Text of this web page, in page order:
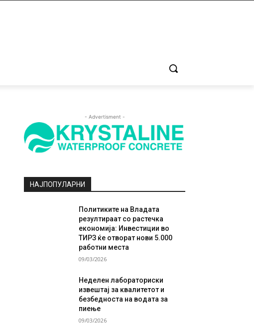
- Advertisment -
НАЈПОПУЛАРНИ
Политиките на Владата
резултираат со растечка
економија: Инвестиции во
ТИРЗ ќе отворат нови 5.000
работни места
09/03/2026
Неделен лабораториски
извештај за квалитетот и
безбедноста на водата за
пиење
09/03/2026